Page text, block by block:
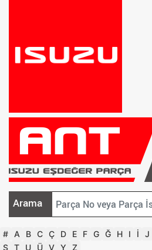
Arama
# A B C Ç D E F G Ğ H I İ J
Ş T U Ü V Y Z